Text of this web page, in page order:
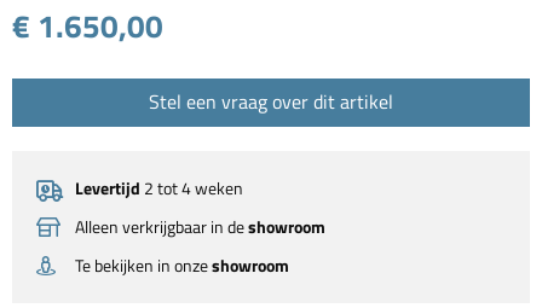
€ 1.650,00
Stel een vraag over dit artikel
Levertijd 2 tot 4 weken
Alleen verkrijgbaar in deshowroom
Te bekijken in onzeshowroom